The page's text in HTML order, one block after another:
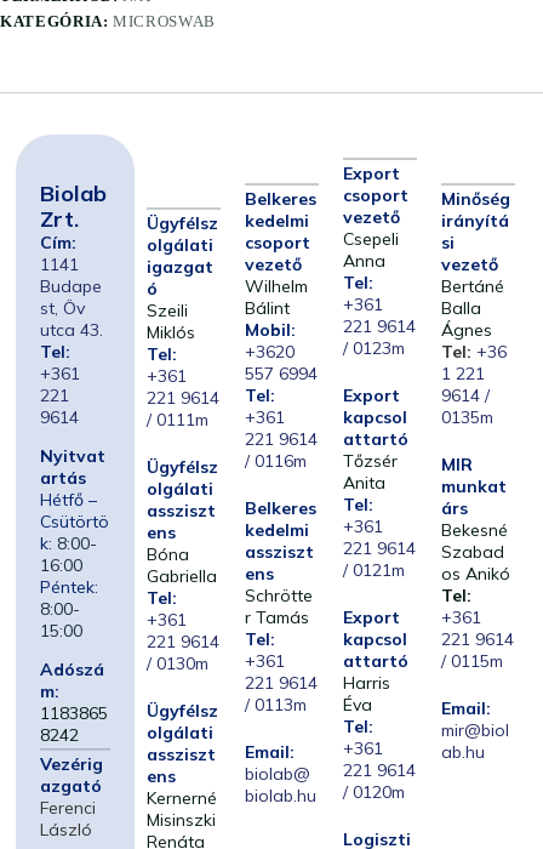
KATEGÓRIA:MICROSWAB
Biolab
Zrt.
Cím:
1141
Budape
st, Öv
utca 43.
Tel:
+361
221
9614
Nyitvat
artás
Hétfő –
Csütörtö
k: 8:00-
16:00
Péntek:
8:00-
15:00
Adószá
m:
1183865
8242
Vezérig
azgató
Ferenci
László
Ügyfélsz
olgálati
igazgat
ó
Szeili
Miklós
Tel:
+361
221 9614
/ 0111m
Ügyfélsz
olgálati
assziszt
ens
Bóna
Gabriella
Tel:
+361
221 9614
/ 0130m
Ügyfélsz
olgálati
assziszt
ens
Kernerné
Misinszki
Renáta
Belkeres
kedelmi
csoport
vezető
Wilhelm
Bálint
Mobil:
+3620
557 6994
Tel:
+361
221 9614
/ 0116m
Belkeres
kedelmi
assziszt
ens
Schrötte
r Tamás
Tel:
+361
221 9614
/ 0113m
Email:
biolab@
biolab.hu
Export
csoport
vezető
Csepeli
Anna
Tel:
+361
221 9614
/ 0123m
Export
kapcsol
attartó
Tőzsér
Anita
Tel:
+361
221 9614
/ 0121m
Export
kapcsol
attartó
Harris
Éva
Tel:
+361
221 9614
/ 0120m
Logiszti
Minőség
irányítá
si
vezető
Bertáné
Balla
Ágnes
Tel: +36
1 221
9614 /
0135m
MIR
munkat
árs
Bekesné
Szabad
os Anikó
Tel:
+361
221 9614
/ 0115m
Email:
mir@biol
ab.hu